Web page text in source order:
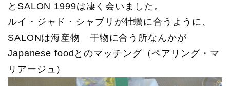
とSALON 1999は凄く会いました。
ルイ・ジャド・シャブリが牡蠣に合うように、
SALONは海産物 干物に合う所なんかが
Japanese foodとのマッチング（ペアリング・マ
リアージュ）